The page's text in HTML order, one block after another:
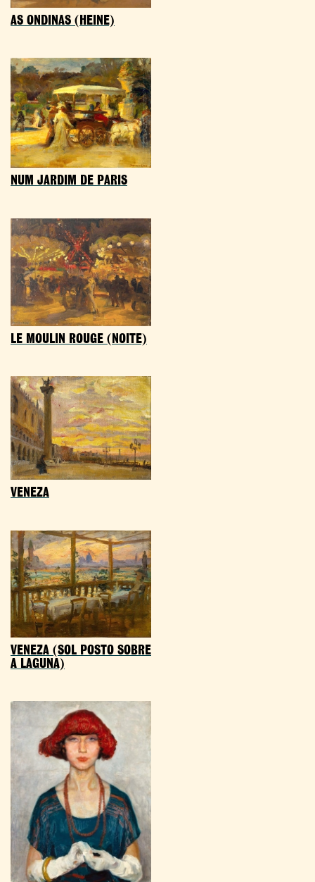
AS ONDINAS (HEINE)
NUM JARDIM DE PARIS
LE MOULIN ROUGE (NOITE)
VENEZA
VENEZA (SOL POSTO SOBRE
A LAGUNA)